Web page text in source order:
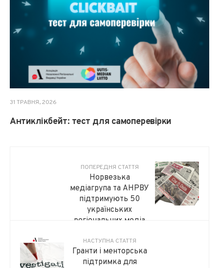
31 ТРАВНЯ, 2026
Антиклікбейт: тест для самоперевірки
ПОПЕРЕДНЯ СТАТТЯ
Норвезька
медіагрупа та АНРВУ
підтримують 50
українських
регіональних медіа
НАСТУПНА СТАТТЯ
Гранти і менторська
підтримка для